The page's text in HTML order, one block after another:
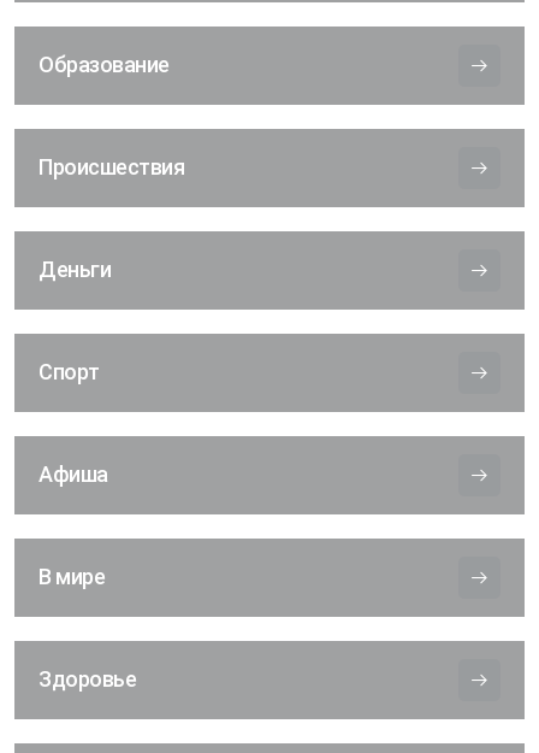
Образование
Происшествия
Деньги
Спорт
Афиша
В мире
Здоровье